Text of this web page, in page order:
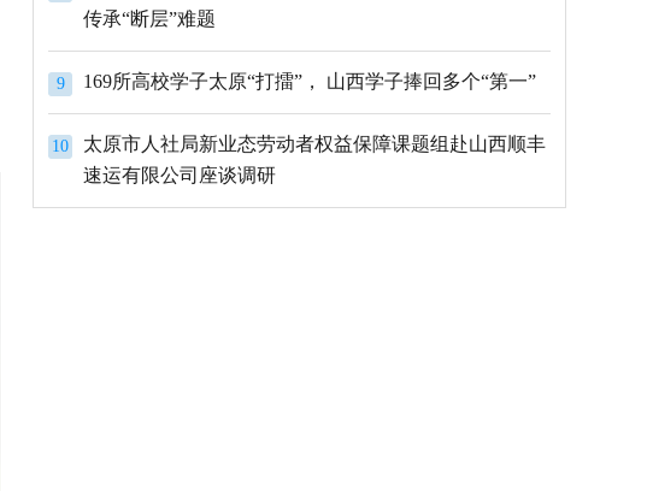
传承“断层”难题
9 169所高校学子太原“打擂”， 山西学子捧回多个“第一”
10
太原市人社局新业态劳动者权益保障课题组赴山西顺丰
速运有限公司座谈调研